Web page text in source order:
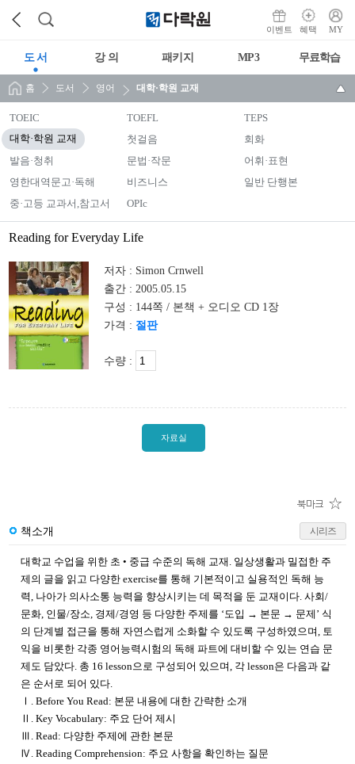
이벤트 혜택 MY
도 서 강 의 패키지 MP3 무료학습
홈 도서 영어 대학·학원 교재
TOEIC TOEFL TEPS
대학·학원 교재 첫걸음
회화
발음·청취
문법·작문
어휘·표현
영한대역문고·독해
비즈니스
일반 단행본
중·고등 교과서,참고서
OPIc
Reading for Everyday Life
저자 : Simon Crnwell
출간 : 2005.05.15
구성 : 144쪽 / 본책 + 오디오 CD 1장
가격 : 절판
수량 :
자료실
책소개 시리즈
대학교 수업을 위한 초 • 중급 수준의 독해 교재. 일상생활과 밀접한 주
제의 글을 읽고 다양한 exercise를 통해 기본적이고 실용적인 독해 능
력, 나아가 의사소통 능력을 향상시키는 데 목적을 둔 교재이다. 사회/
문화, 인물/장소, 경제/경영 등 다양한 주제를 ‘도입 → 본문 → 문제’ 식
의 단계별 접근을 통해 자연스럽게 소화할 수 있도록 구성하였으며, 토
익을 비롯한 각종 영어능력시험의 독해 파트에 대비할 수 있는 연습 문
제도 담았다. 총 16 lesson으로 구성되어 있으며, 각 lesson은 다음과 같
은 순서로 되어 있다.
Ⅰ. Before You Read: 본문 내용에 대한 간략한 소개
Ⅱ. Key Vocabulary: 주요 단어 제시
Ⅲ. Read: 다양한 주제에 관한 본문
Ⅳ. Reading Comprehension: 주요 사항을 확인하는 질문